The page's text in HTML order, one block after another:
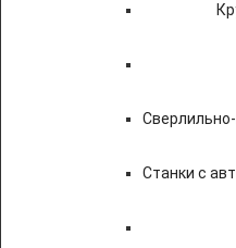
Станки с